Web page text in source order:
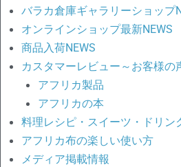
バラカ倉庫ギャラリーショップ
オンラインショップ最新NEWS
商品入荷NEWS
カスタマーレビュー～お客様の
アフリカ製品
アフリカの本
料理レシピ・スイーツ・ドリン
アフリカ布の楽しい使い方
メディア掲載情報